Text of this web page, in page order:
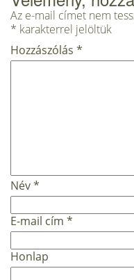
Az e-mail címet nem
* karakterrel jelöltük
Hozzászólás *
Név*
E-mail cím *
Honlap